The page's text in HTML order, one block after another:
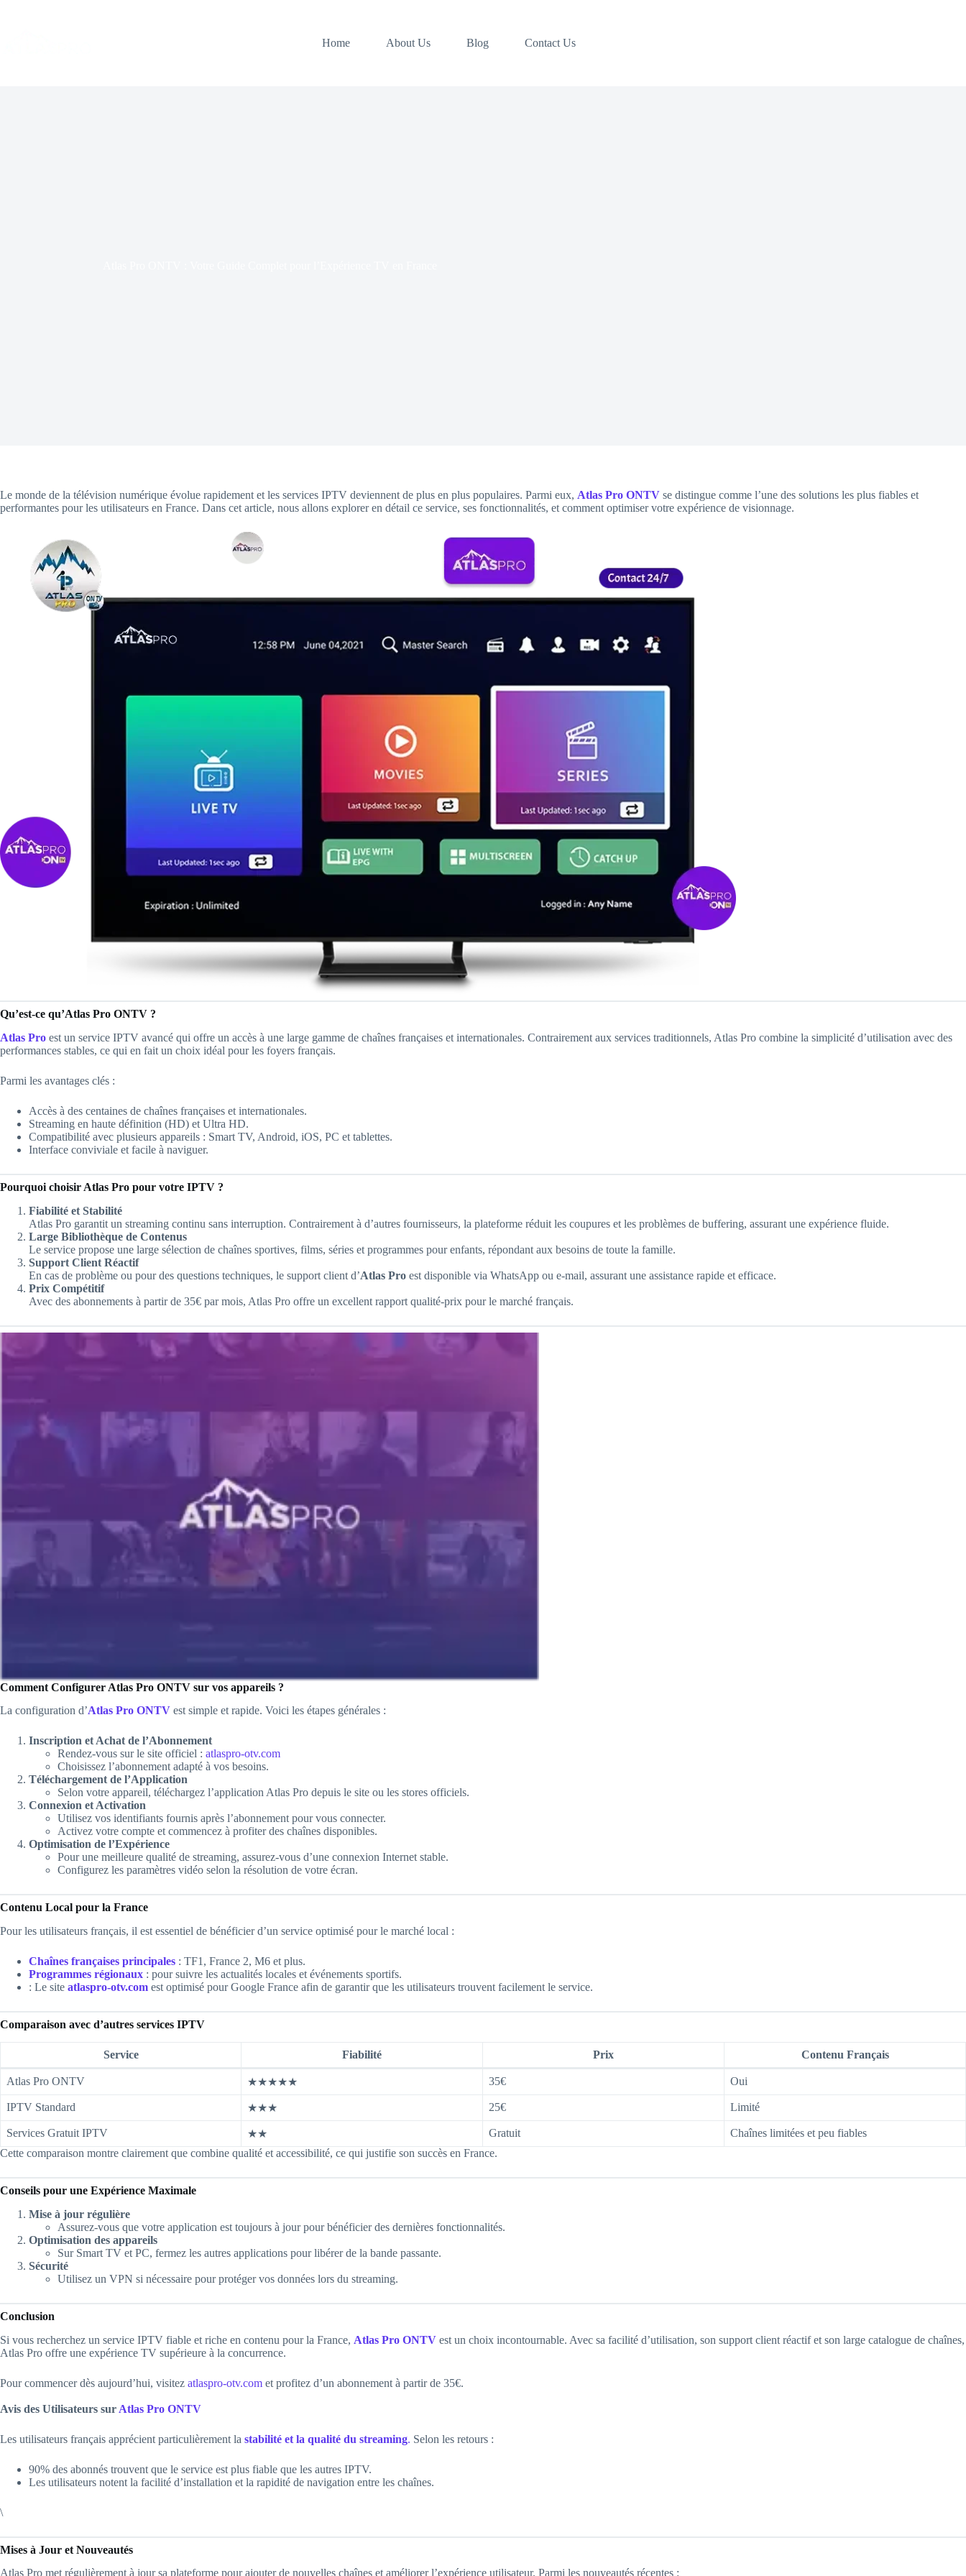
Home
About Us Blog Contact Us
Le monde de la télévision numérique évolue rapidement et les services IPTV deviennent de plus en plus populaires. Parmi eux, Atlas Pro ONTV se distingue comme l’une des solutions les plus fiables et
performantes pour les utilisateurs en France. Dans cet article, nous allons explorer en détail ce service, ses fonctionnalités, et comment optimiser votre expérience de visionnage.
Qu’est-ce qu’Atlas Pro ONTV ?
Atlas Pro est un service IPTV avancé qui offre un accès à une large gamme de chaînes françaises et internationales. Contrairement aux services traditionnels, Atlas Pro combine la simplicité d’utilisation avec des
performances stables, ce qui en fait un choix idéal pour les foyers français.
Parmi les avantages clés :
Accès à des centaines de chaînes françaises et internationales.
Streaming en haute définition (HD) et Ultra HD.
Compatibilité avec plusieurs appareils : Smart TV, Android, iOS, PC et tablettes.
Interface conviviale et facile à naviguer.
Pourquoi choisir Atlas Pro pour votre IPTV ?
Fiabilité et Stabilité
Atlas Pro garantit un streaming continu sans interruption. Contrairement à d’autres fournisseurs, la plateforme réduit les coupures et les problèmes de buffering, assurant une expérience fluide.
Large Bibliothèque de Contenus
Le service propose une large sélection de chaînes sportives, films, séries et programmes pour enfants, répondant aux besoins de toute la famille.
Support Client Réactif
En cas de problème ou pour des questions techniques, le support client d’Atlas Pro est disponible via WhatsApp ou e-mail, assurant une assistance rapide et efficace.
Prix Compétitif
Avec des abonnements à partir de 35€ par mois, Atlas Pro offre un excellent rapport qualité-prix pour le marché français.
Comment Configurer Atlas Pro ONTV sur vos appareils ?
La configuration d’Atlas Pro ONTV est simple et rapide. Voici les étapes générales :
Inscription et Achat de l’Abonnement
Rendez-vous sur le site officiel : atlaspro-otv.com
Choisissez l’abonnement adapté à vos besoins.
Téléchargement de l’Application
Selon votre appareil, téléchargez l’application Atlas Pro depuis le site ou les stores officiels.
Connexion et Activation
Utilisez vos identifiants fournis après l’abonnement pour vous connecter.
Activez votre compte et commencez à profiter des chaînes disponibles.
Optimisation de l’Expérience
Pour une meilleure qualité de streaming, assurez-vous d’une connexion Internet stable.
Configurez les paramètres vidéo selon la résolution de votre écran.
Contenu Local pour la France
Pour les utilisateurs français, il est essentiel de bénéficier d’un service optimisé pour le marché local :
Chaînes françaises principales : TF1, France 2, M6 et plus.
Programmes régionaux : pour suivre les actualités locales et événements sportifs.
: Le site atlaspro-otv.com est optimisé pour Google France afin de garantir que les utilisateurs trouvent facilement le service.
Comparaison avec d’autres services IPTV
Service Fiabilité Prix Contenu Français
Atlas Pro ONTV ★★★★★ 35€ Oui
IPTV Standard ★★★ 25€ Limité
Services Gratuit IPTV ★★ Gratuit
Chaînes limitées et peu fiables
Cette comparaison montre clairement que combine qualité et accessibilité, ce qui justifie son succès en France.
Conseils pour une Expérience Maximale
Mise à jour régulière
Assurez-vous que votre application est toujours à jour pour bénéficier des dernières fonctionnalités.
Optimisation des appareils
Sur Smart TV et PC, fermez les autres applications pour libérer de la bande passante.
Sécurité
Utilisez un VPN si nécessaire pour protéger vos données lors du streaming.
Conclusion
Si vous recherchez un service IPTV fiable et riche en contenu pour la France, Atlas Pro ONTV est un choix incontournable. Avec sa facilité d’utilisation, son support client réactif et son large catalogue de chaînes,
Atlas Pro offre une expérience TV supérieure à la concurrence.
Pour commencer dès aujourd’hui, visitez atlaspro-otv.com et profitez d’un abonnement à partir de 35€.
Avis des Utilisateurs sur Atlas Pro ONTV
Les utilisateurs français apprécient particulièrement la stabilité et la qualité du streaming. Selon les retours :
90% des abonnés trouvent que le service est plus fiable que les autres IPTV.
Les utilisateurs notent la facilité d’installation et la rapidité de navigation entre les chaînes.
\
Mises à Jour et Nouveautés
Atlas Pro met régulièrement à jour sa plateforme pour ajouter de nouvelles chaînes et améliorer l’expérience utilisateur. Parmi les nouveautés récentes :